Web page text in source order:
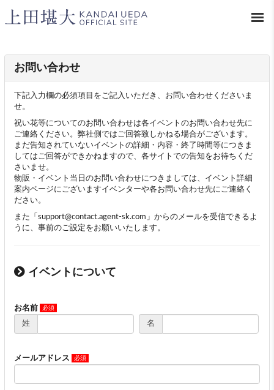
お問い合わせ
下記入力欄の必須項目をご記入いただき、お問い合わせくださいま
せ。
祝い花等についてのお問い合わせは各イベントのお問い合わせ先に
ご連絡ください。弊社側ではご回答致しかねる場合がございます。
まだ告知されていないイベントの詳細・内容・終了時間等につきま
してはご回答ができかねますので、各サイトでの告知をお待ちくだ
さいませ。
物販・イベント当日のお問い合わせにつきましては、イベント詳細
案内ページにございますイベンターや各お問い合わせ先にご連絡く
ださい。
また「support@contact.agent-sk.com」からのメールを受信できるよ
うに、事前のご設定をお願いいたします。
イベントについて
お名前
姓
名
メールアドレス